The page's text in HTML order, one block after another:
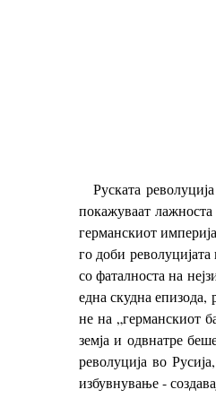
Руската
покажуваат лажноста
германскиот
го доби
со фаталноста на
една скудна епизода,
не на „германскиот
земја и одвнатре
револуција во
избувнување -